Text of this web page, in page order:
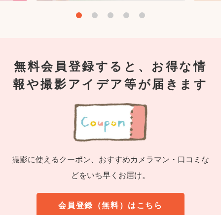
無料会員登録すると、お得な情
報や撮影アイデア等が届きます
撮影に使えるクーポン、おすすめカメラマン・口コミな
どをいち早くお届け。
会員登録（無料）はこちら